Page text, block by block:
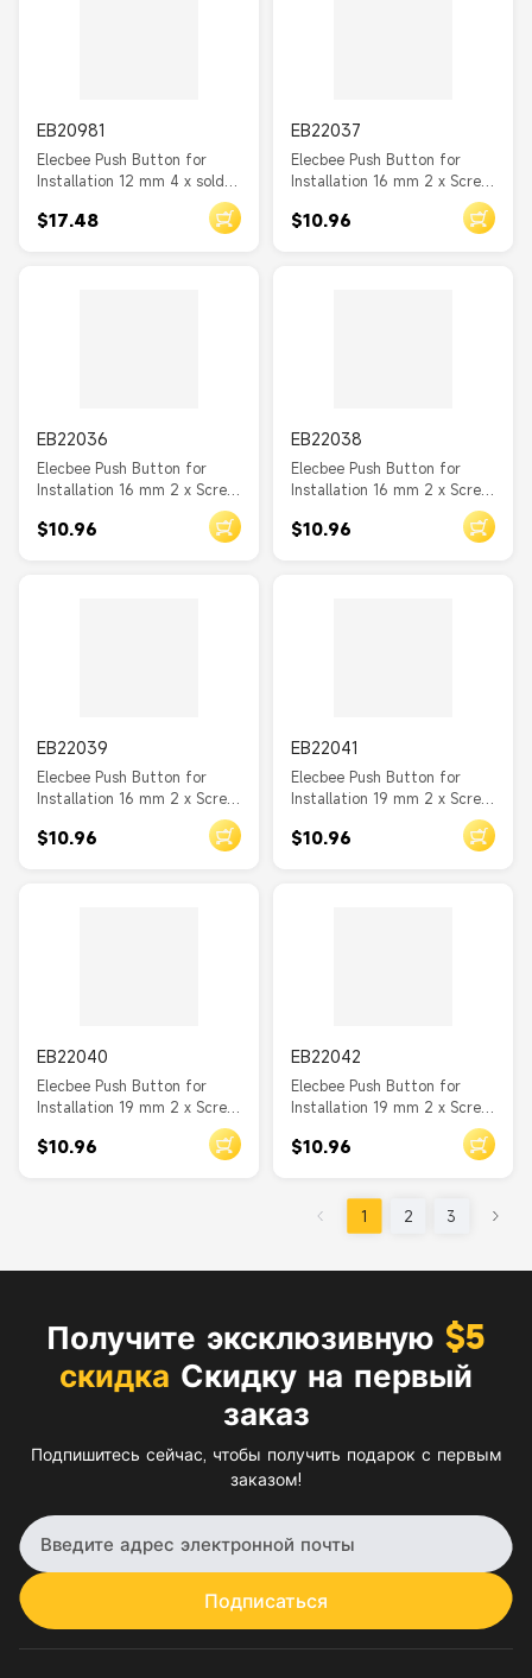
EB20981
Elecbee Push Button for
Installation 12 mm 4 x solder
connection LED red power
symbol
$17.48
EB22037
Elecbee Push Button for
Installation 16 mm 2 x Screw
Terminal actuator domed
$10.96
EB22036
Elecbee Push Button for
Installation 16 mm 2 x Screw
$10.96
EB22038
Elecbee Push Button for
Installation 16 mm 2 x Screw
$10.96
EB22039
Elecbee Push Button for
Installation 16 mm 2 x Screw
Terminal actuator very high
$10.96
EB22041
Elecbee Push Button for
Installation 19 mm 2 x Screw
Terminal actuator domed
$10.96
EB22040
Elecbee Push Button for
Installation 19 mm 2 x Screw
$10.96
EB22042
Elecbee Push Button for
Installation 19 mm 2 x Screw
$10.96
1 2 3
Получите эксклюзивную $5
скидка Скидку на первый
заказ
Подпишитесь сейчас, чтобы получить подарок с первым
заказом!
Подписаться